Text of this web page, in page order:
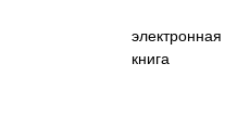
электронная
книга